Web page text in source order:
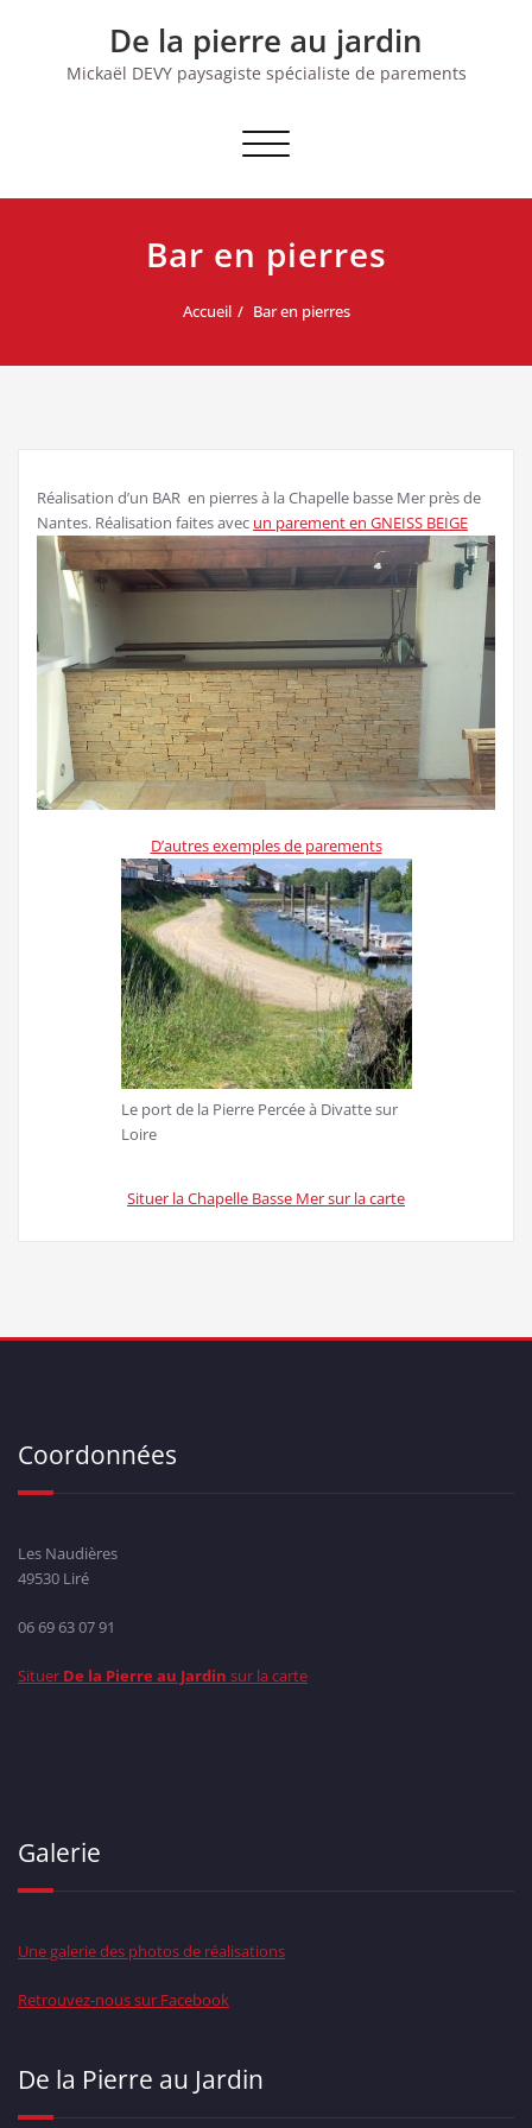
De la pierre au jardin
Mickaël DEVY paysagiste spécialiste de parements
Afficher/masquer
navigation
Bar en pierres
Accueil Bar en pierres
Réalisation d’un BAR en pierres à la Chapelle basse Mer près de
Nantes. Réalisation faites avec un parement en GNEISS BEIGE
D’autres exemples de parements
Le port de la Pierre Percée à Divatte sur
Loire
Situer la Chapelle Basse Mer sur la carte
Coordonnées
Les Naudières
49530 Liré
06 69 63 07 91
Situer De la Pierre au Jardin sur la carte
Galerie
Une galerie des photos de réalisations
Retrouvez-nous sur Facebook
De la Pierre au Jardin